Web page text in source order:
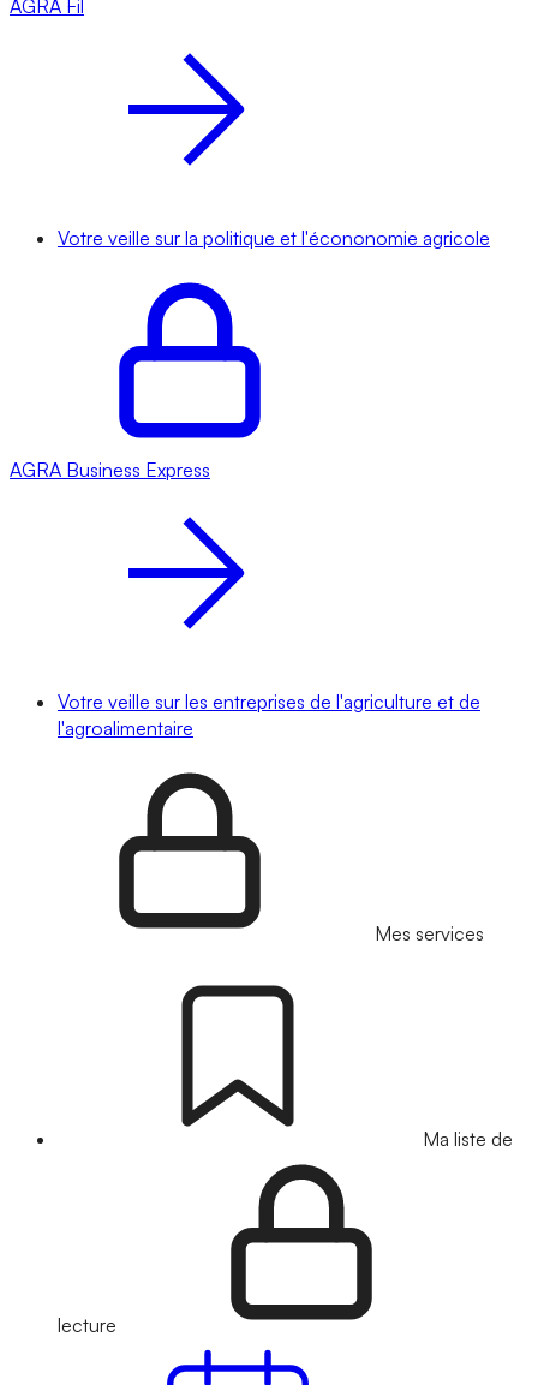
AGRA Fil
Votre veille sur la politique et l'écononomie agricole
AGRA Business Express
Votre veille sur les entreprises de l'agriculture et de
l'agroalimentaire
Mes services
Ma liste de
lecture